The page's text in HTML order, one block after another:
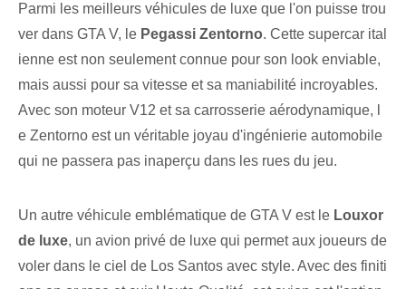
Parmi les meilleurs véhicules de luxe que l'on puisse trou
ver dans GTA V, le Pegassi ⁢Zentorno. Cette supercar ital
ienne est non seulement connue pour son look enviable,
mais aussi pour sa vitesse et sa maniabilité incroyables.
Avec son moteur V12 et sa carrosserie aérodynamique, l
e Zentorno est un véritable joyau d'ingénierie automobile
qui ne passera pas inaperçu dans les rues du jeu.
Un autre véhicule emblématique de GTA V est le Louxor
de luxe, un avion privé de luxe qui permet aux joueurs de
voler dans le ciel de Los Santos avec style. Avec des finiti